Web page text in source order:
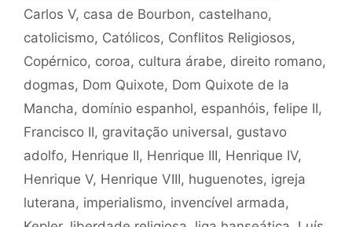
Carlos V, casa de Bourbon, castelhano,
catolicismo, Católicos, Conflitos Religiosos,
Copérnico, coroa, cultura árabe, direito romano,
dogmas, Dom Quixote, Dom Quixote de la
Mancha, domínio espanhol, espanhóis, felipe II,
Francisco II, gravitação universal, gustavo
adolfo, Henrique II, Henrique III, Henrique IV,
Henrique V, Henrique VIII, huguenotes, igreja
luterana, imperialismo, invencível armada,